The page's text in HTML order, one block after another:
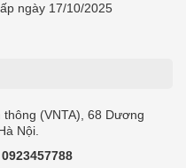
ngày 17/10/2025
(VNTA), 68 Dương
Nội.
0923457788